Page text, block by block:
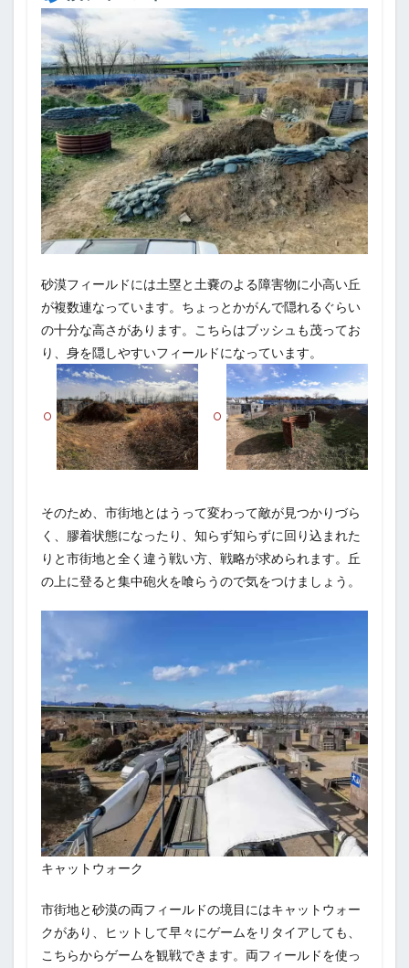
砂漠フィールドには土塁と土嚢のよる障害物に小高い丘
が複数連なっています。ちょっとかがんで隠れるぐらい
の十分な高さがあります。こちらはブッシュも茂ってお
り、身を隠しやすいフィールドになっています。
そのため、市街地とはうって変わって敵が見つかりづら
く、膠着状態になったり、知らず知らずに回り込まれた
りと市街地と全く違う戦い方、戦略が求められます。丘
の上に登ると集中砲火を喰らうので気をつけましょう。
キャットウォーク
市街地と砂漠の両フィールドの境目にはキャットウォー
クがあり、ヒットして早々にゲームをリタイアしても、
こちらからゲームを観戦できます。両フィールドを使っ